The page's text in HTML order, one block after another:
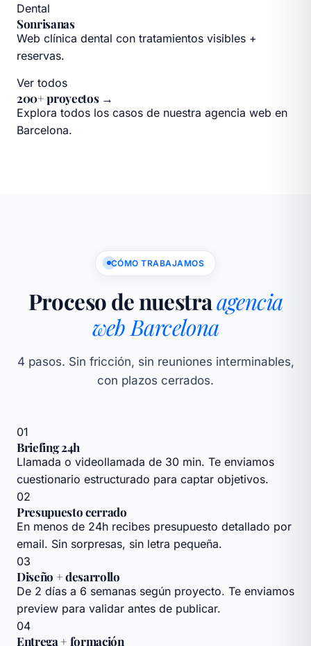
Dental
Sonrisanas
Web clínica dental con tratamientos visibles +
reservas.
Ver todos
200+ proyectos →
Explora todos los casos de nuestra agencia web en
Barcelona.
CÓMO TRABAJAMOS
Proceso de nuestraagencia
web Barcelona
4 pasos. Sin fricción, sin reuniones interminables,
con plazos cerrados.
01
Briefing 24h
Llamada o videollamada de 30 min. Te enviamos
cuestionario estructurado para captar objetivos.
02
Presupuesto cerrado
En menos de 24h recibes presupuesto detallado por
email. Sin sorpresas, sin letra pequeña.
03
Diseño + desarrollo
De 2 días a 6 semanas según proyecto. Te enviamos
preview para validar antes de publicar.
04
Entrega + formación